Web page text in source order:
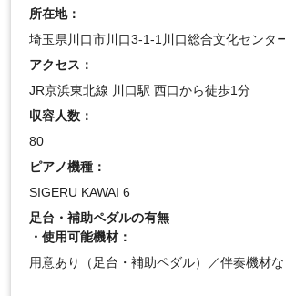
所在地：
埼玉県川口市川口3-1-1川口総合文化センタ
アクセス：
JR京浜東北線 川口駅 西口から徒歩1分
収容人数：
80
ピアノ機種：
SIGERU KAWAI 6
足台・補助ペダルの有無
・使用可能機材：
用意あり（足台・補助ペダル）／伴奏機材